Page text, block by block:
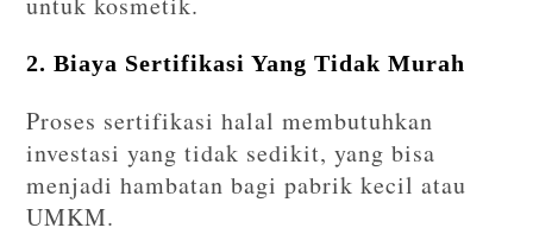
2. Biaya Sertifikasi Yang Tidak Murah
Proses sertifikasi halal membutuhkan
investasi yang tidak sedikit, yang bisa
menjadi hambatan bagi pabrik kecil atau
UMKM.